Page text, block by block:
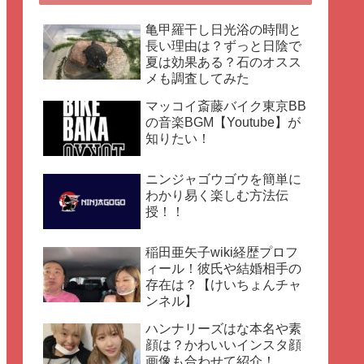
亀甲羅干し日光浴の時間と
長い理由は？ずっと日陰で
夏は効果ある？石のオスス
メも調査してみた
マッコイ斎藤バイク東京BB
の音楽BGM【Youtube】が
知りたい！
ニンジャゴウゴウを簡単に
わかり易く楽しむ方法伝
授！！
稲田亜矢子wiki経歴プロフ
ィール！彼氏や結婚相手の
存在は？【けいちょんチャ
ンネル】
ハンナリーズはな本名や素
顔は？かわいいインスタ顔
画像も合わせて紹介！